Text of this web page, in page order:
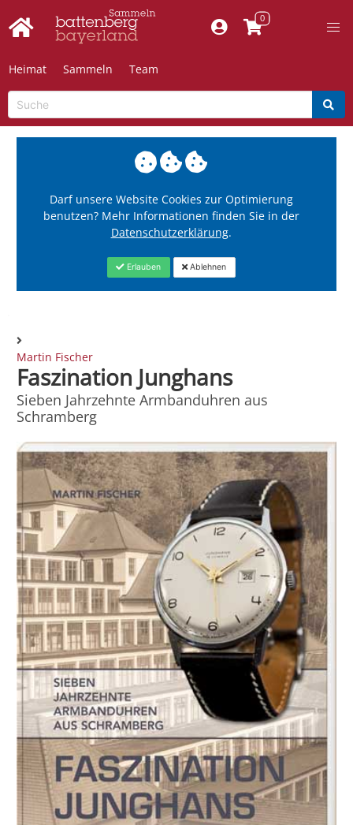
Heimat Sammeln Team
Darf unsere Website Cookies zur Optimierung
benutzen? Mehr Informationen finden Sie in der
Datenschutzerklärung.
Erlauben Ablehnen
Martin Fischer
Faszination Junghans
Sieben Jahrzehnte Armbanduhren aus
Schramberg